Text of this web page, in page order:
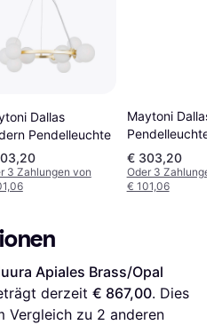
Dallas
Pendelleuchte
3 Zahlungen von
Maytoni Dallas
Pendelleuchte
€ 303,20
Oder 3
€ 101,06
Apiales Brass/Opal
derzeit € 867,00. Dies
Vergleich zu 2 anderen